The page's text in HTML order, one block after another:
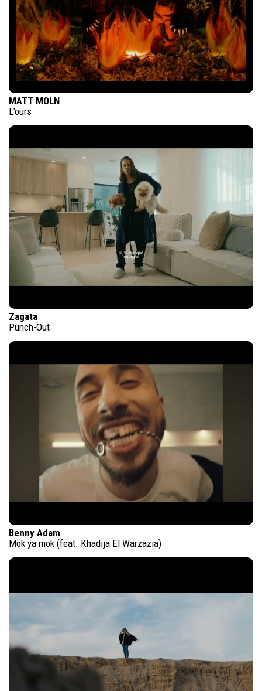
MATT MOLN
L'ours
Zagata
Punch-Out
Benny Adam
Mok ya mok (feat. Khadija El Warzazia)